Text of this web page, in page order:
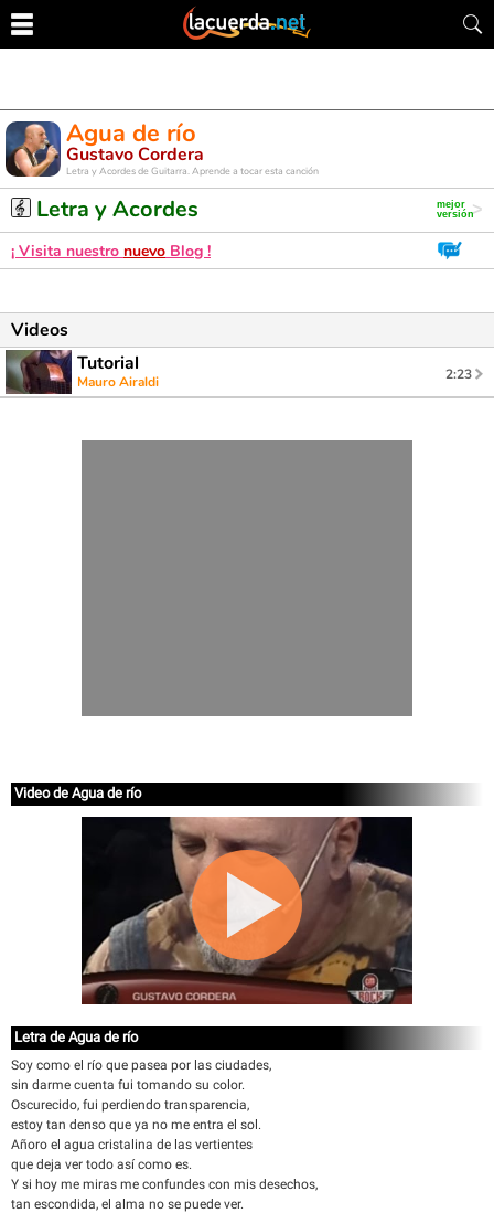
Agua de río
Gustavo Cordera
Letra y Acordes de Guitarra. Aprende a tocar esta canción
Letra y Acordes
¡ Visita nuestro nuevo Blog !
Videos
Tutorial
Mauro Airaldi 2:23
Video de Agua de río
Letra de Agua de río
Soy como el río que pasea por las ciudades,
sin darme cuenta fui tomando su color.
Oscurecido, fui perdiendo transparencia,
estoy tan denso que ya no me entra el sol.
Añoro el agua cristalina de las vertientes
que deja ver todo así como es.
Y si hoy me miras me confundes con mis desechos,
tan escondida, el alma no se puede ver.